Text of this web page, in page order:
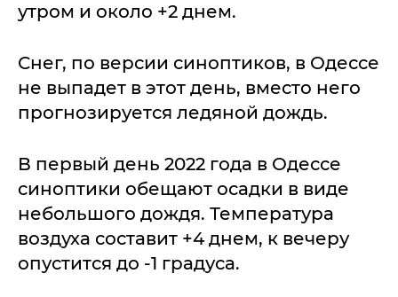
утром и около +2 днем.
Снег, по версии синоптиков, в Одессе
не выпадет в этот день, вместо него
прогнозируется ледяной дождь.
В первый день 2022 года в Одессе
синоптики обещают осадки в виде
небольшого дождя. Температура
воздуха составит +4 днем, к вечеру
опустится до -1 градуса.